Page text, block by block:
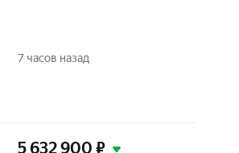
7 часов назад
5 632 900 ₽